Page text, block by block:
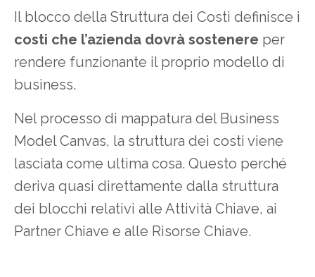
Il blocco della Struttura dei Costi definisce i
costi che l’azienda dovrà sostenere per
rendere funzionante il proprio modello di
business.
Nel processo di mappatura del Business
Model Canvas, la struttura dei costi viene
lasciata come ultima cosa. Questo perché
deriva quasi direttamente dalla struttura
dei blocchi relativi alle Attività Chiave, ai
Partner Chiave e alle Risorse Chiave.